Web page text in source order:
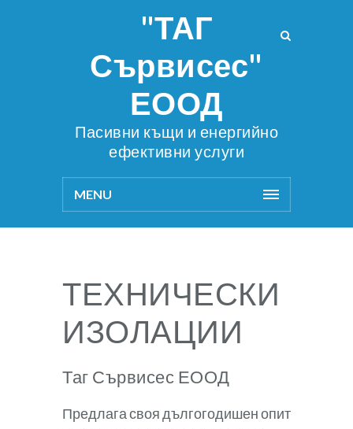
"ТАГ
Сървисес"
ЕООД
Пасивни къщи и енергийно
ефективни услуги
MENU
ТЕХНИЧЕСКИ
ИЗОЛАЦИИ
Таг Сървисес ЕООД
Предлага своя дългогодишен опит